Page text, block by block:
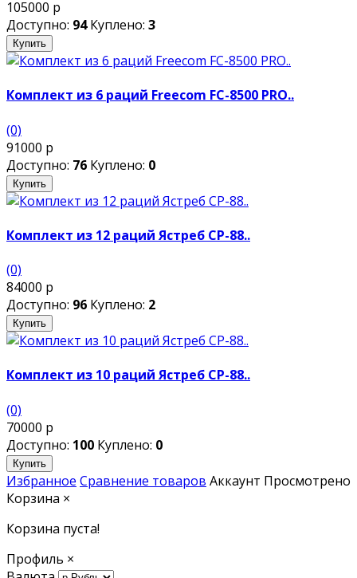
105000 р
Доступно: 94 Куплено: 3
Купить
Комплект из 6 раций Freecom FC-8500 PRO..
(0)
91000 р
Доступно: 76 Куплено: 0
Купить
Комплект из 12 раций Ястреб СР-88..
(0)
84000 р
Доступно: 96 Куплено: 2
Купить
Комплект из 10 раций Ястреб СР-88..
(0)
70000 р
Доступно: 100 Куплено: 0
Купить
Избранное Сравнение товаров Аккаунт Просмотрено
Корзина ×
Корзина пуста!
Профиль ×